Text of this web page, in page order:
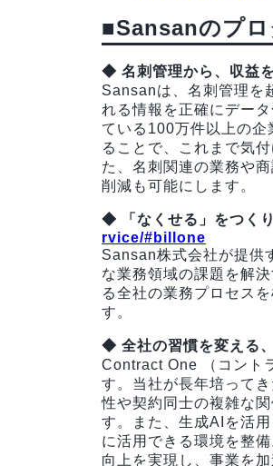
■Sansanのプ
◆ 名刺管理から、収益
Sansanは、名刺管理を
れる情報を正確にデー
ている100万件以上の企
ることで、これまで気
た、名刺関連の業務や
削減も可能にします。
◆ 「なくせる」をつく
rvice/#billone
Sansan株式会社が提供
な業務領域の課題を解
る全社の業務プロセス
す。
◆ 全社の習慣を変える
Contract One （コント
す。当社が長年培って
性や契約同士の複雑な
す。また、生成AIを活
に活用できる環境を整
向上を実現し、事業を加